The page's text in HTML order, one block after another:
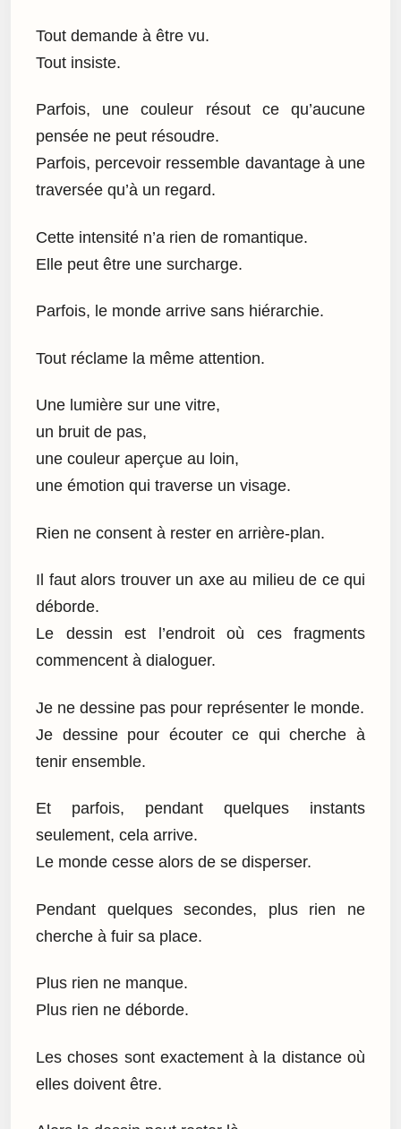
Tout demande à être vu.
Tout insiste.
Parfois, une couleur résout ce qu’aucune
pensée ne peut résoudre.
Parfois, percevoir ressemble davantage à une
traversée qu’à un regard.
Cette intensité n’a rien de romantique.
Elle peut être une surcharge.
Parfois, le monde arrive sans hiérarchie.
Tout réclame la même attention.
Une lumière sur une vitre,
un bruit de pas,
une couleur aperçue au loin,
une émotion qui traverse un visage.
Rien ne consent à rester en arrière-plan.
Il faut alors trouver un axe au milieu de ce qui
déborde.
Le dessin est l’endroit où ces fragments
commencent à dialoguer.
Je ne dessine pas pour représenter le monde.
Je dessine pour écouter ce qui cherche à
tenir ensemble.
Et parfois, pendant quelques instants
seulement, cela arrive.
Le monde cesse alors de se disperser.
Pendant quelques secondes, plus rien ne
cherche à fuir sa place.
Plus rien ne manque.
Plus rien ne déborde.
Les choses sont exactement à la distance où
elles doivent être.